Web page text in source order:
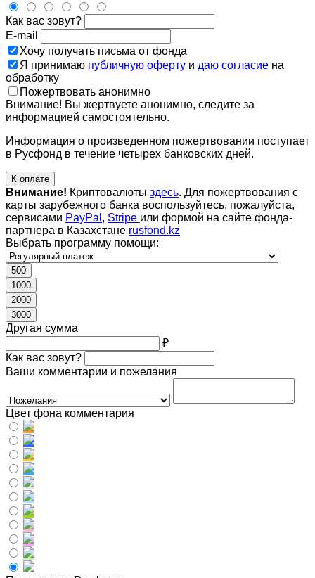
Как вас зовут?
E-mail
Хочу получать письма от фонда
Я принимаю публичную оферту и даю согласие на
обработку
Пожертвовать анонимно
Внимание! Вы жертвуете анонимно, следите за
информацией самостоятельно.
Информация о произведенном пожертвовании поступает
в Русфонд в течение четырех банковских дней.
К оплате
Внимание! Криптовалюты здесь. Для пожертвования с
карты зарубежного банка воспользуйтесь, пожалуйста,
сервисами PayPal , Stripe или формой на сайте фонда-
партнера в Казахстане rusfond.kz
Выбрать программу помощи:
500
1000
2000
3000
Другая сумма
₽
Как вас зовут?
Ваши комментарии и пожелания
Цвет фона комментария